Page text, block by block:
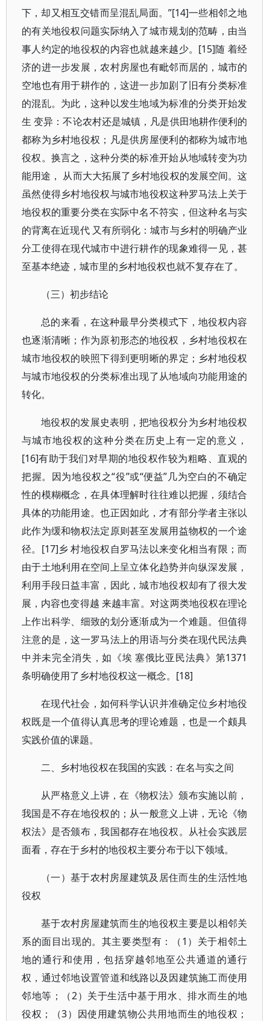
下，却又相互交错而呈混乱局面。”[14]一些相邻之地
的有关地役权问题实际纳入了城市规划的范畴，由当
事人约定的地役权的内容也就越来越少。[15]随 着经
济的进一步发展，农村房屋也有毗邻而居的，城市的
空地也有用于耕作的，这进一步加剧了旧有分类标准
的混乱。为此，这种以发生地域为标准的分类开始发
生 变异：不论农村还是城镇，凡是供田地耕作便利的
都称为乡村地役权；凡是供房屋便利的都称为城市地
役权。换言之，这种分类的标准开始从地域转变为功
能用途， 从而大大拓展了乡村地役权的发展空间。这
虽然使得乡村地役权与城市地役权这种罗马法上关于
地役权的重要分类在实际中名不符实，但这种名与实
的背离在近现代 又有所弱化：城市与乡村的明确产业
分工使得在现代城市中进行耕作的现象难得一见，甚
至基本绝迹，城市里的乡村地役权也就不复存在了。
（三）初步结论
总的来看，在这种最早分类模式下，地役权内容
也逐渐清晰；作为原初形态的地役权，乡村地役权在
城市地役权的映照下得到更明晰的界定；乡村地役权
与城市地役权的分类标准出现了从地域向功能用途的
转化。
地役权的发展史表明，把地役权分为乡村地役权
与城市地役权的这种分类在历史上有一定的意义，
[16]有助于我们对早期的地役权作较为粗略、直观的
把握。因为地役权之“役”或“便益”几为空白的不确定
性的模糊概念，在具体理解时往往难以把握，须结合
具体的功能用途。也正因如此，才有部分学者主张以
此作为缓和物权法定原则甚至发展用益物权的一个途
径。[17]乡 村地役权自罗马法以来变化相当有限；而
由于土地利用在空间上呈立体化趋势并向纵深发展，
利用手段日益丰富，因此，城市地役权却有了很大发
展，内容也变得越 来越丰富。对这两类地役权在理论
上作出科学、细致的划分逐渐成为一个难题。但值得
注意的是，这一罗马法上的用语与分类在现代民法典
中并未完全消失，如《埃 塞俄比亚民法典》第1371
条明确使用了乡村地役权这一概念。[18]
在现代社会，如何科学认识并准确定位乡村地役
权既是一个值得认真思考的理论难题，也是一个颇具
实践价值的课题。
二、乡村地役权在我国的实践：在名与实之间
从严格意义上讲，在《物权法》颁布实施以前，
我国是不存在地役权的；从一般意义上讲，无论《物
权法》是否颁布，我国都存在地役权。从社会实践层
面看，存在于乡村的地役权主要分布于以下领域。
（一）基于农村房屋建筑及居住而生的生活性地
役权
基于农村房屋建筑而生的地役权主要是以相邻关
系的面目出现的。其主要类型有：（1）关于相邻土
地的通行和使用，包括穿越邻地至公共通道的通行
权，通过邻地设置管道和线路以及因建筑施工而使用
邻地等；（2）关于生活中基于用水、排水而生的地
役权；（3）因使用建筑物公共用地而生的地役权；